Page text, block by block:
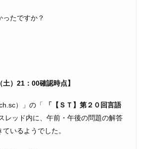
たですか？
土）21：00確認時点】
）」の「
【ＳＴ】第２０回言語
レッド内に、午前・午後の問題の解答
いるようでした。